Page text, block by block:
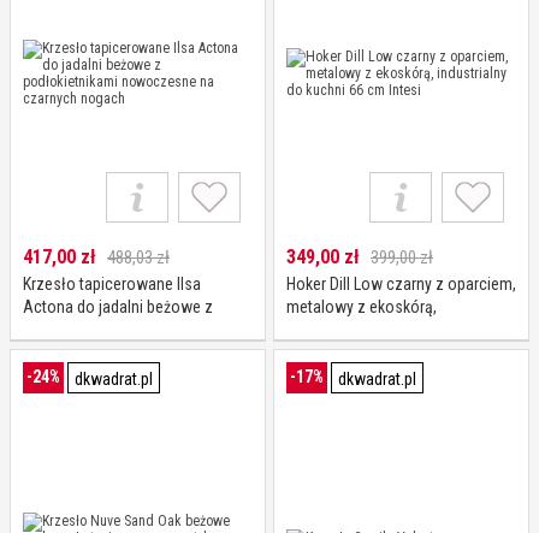
417,00 zł 488,03 zł
Krzesło tapicerowane Ilsa
Actona do jadalni beżowe z
czarnych nogach
349,00 zł 399,00 zł
Hoker Dill Low czarny z oparciem,
metalowy z ekoskórą,
Intesi
-24%
dkwadrat.pl -17% dkwadrat.pl